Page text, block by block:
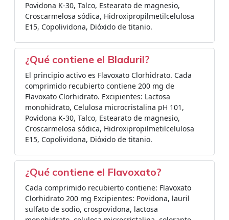
Povidona K-30, Talco, Estearato de magnesio,
Croscarmelosa sódica, Hidroxipropilmetilcelulosa
E15, Copolividona, Dióxido de titanio.
¿Qué contiene el Bladuril?
El principio activo es Flavoxato Clorhidrato. Cada
comprimido recubierto contiene 200 mg de
Flavoxato Clorhidrato. Excipientes: Lactosa
monohidrato, Celulosa microcristalina pH 101,
Povidona K-30, Talco, Estearato de magnesio,
Croscarmelosa sódica, Hidroxipropilmetilcelulosa
E15, Copolividona, Dióxido de titanio.
¿Qué contiene el Flavoxato?
Cada comprimido recubierto contiene: Flavoxato
Clorhidrato 200 mg Excipientes: Povidona, lauril
sulfato de sodio, crospovidona, lactosa